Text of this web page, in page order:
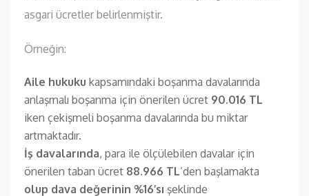
asgari ücretler belirlenmiştir.
Örneğin:
Aile hukuku kapsamındaki boşanma davalarında
anlaşmalı boşanma için önerilen ücret 90.016 TL
iken çekişmeli boşanma davalarında bu miktar
artmaktadır.
İş davalarında, para ile ölçülebilen davalar için
önerilen taban ücret 88.966 TL’den başlamakta
olup dava değerinin %16’sı şeklinde